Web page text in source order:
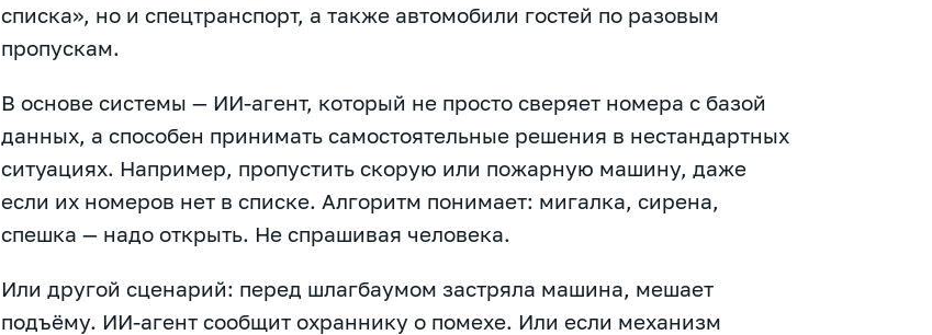
списка», но и спецтранспорт, а также автомобили гостей по разовым
пропускам.
В основе системы — ИИ-агент, который не просто сверяет номера с базой
данных, а способен принимать самостоятельные решения в нестандартных
ситуациях. Например, пропустить скорую или пожарную машину, даже
если их номеров нет в списке. Алгоритм понимает: мигалка, сирена,
спешка — надо открыть. Не спрашивая человека.
Или другой сценарий: перед шлагбаумом застряла машина, мешает
подъёму. ИИ-агент сообщит охраннику о помехе. Или если механизм